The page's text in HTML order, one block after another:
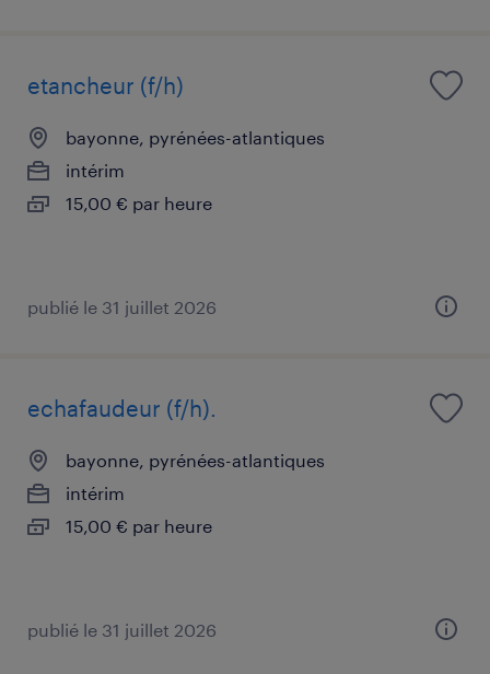
etancheur (f/h)
bayonne, pyrénées-atlantiques
intérim
15,00 € par heure
publié le 31 juillet 2026
echafaudeur (f/h).
bayonne, pyrénées-atlantiques
intérim
15,00 € par heure
publié le 31 juillet 2026